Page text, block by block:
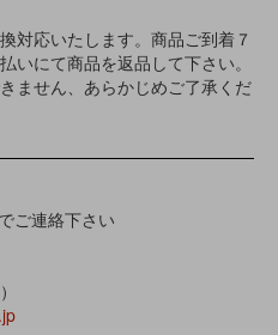
対応いたします。商品ご到着７
いにて商品を返品して下さい。
ません、あらかじめご了承くだ
ご連絡下さい